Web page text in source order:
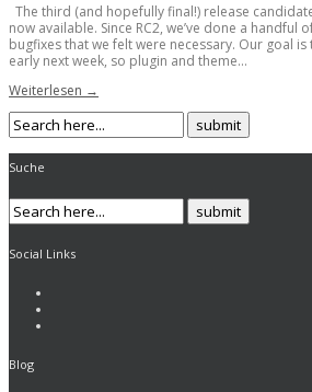
The third (and hopefully final!) release
now available. Since RC2, we’ve done a handful
bugfixes that we felt were necessary. Our goal
early next week, so plugin and theme...
Weiterlesen →
Suche
Social Links
Blog